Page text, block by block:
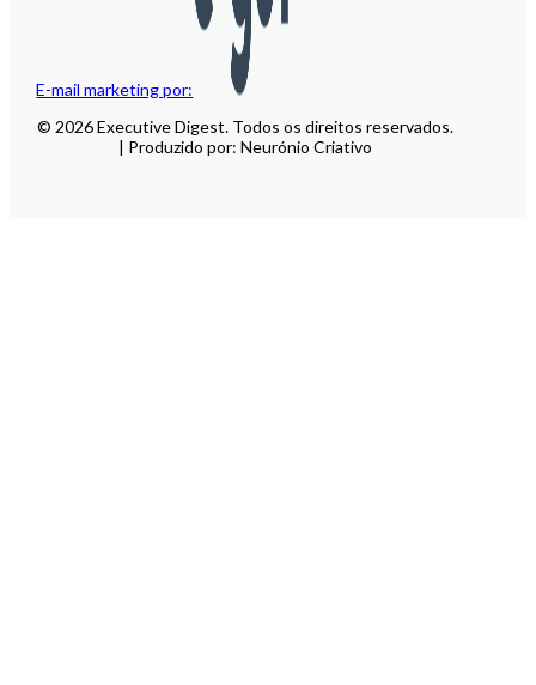
E-mail marketing por:
© 2026 Executive Digest. Todos os direitos reservados.
| Produzido por: Neurónio Criativo